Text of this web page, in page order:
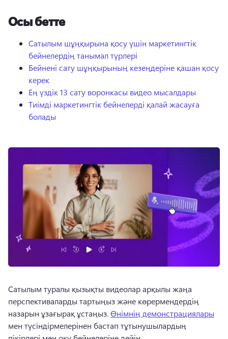
Осы бетте
Сатылым шұңқырына қосу үшін маркетингтік
бейнелердің танымал түрлері
Бейнені сату шұңқырының кезеңдеріне қашан қосу
керек
Ең үздік 13 сату воронкасы видео мысалдары
Тиімді маркетингтік бейнелерді қалай жасауға
болады
Сатылым туралы қызықты видеолар арқылы жаңа
перспективаларды тартыңыз және көрермендердің
назарын ұзағырақ ұстаңыз. Өнімнің демонстрациялары
мен түсіндірмелерінен бастап тұтынушылардың